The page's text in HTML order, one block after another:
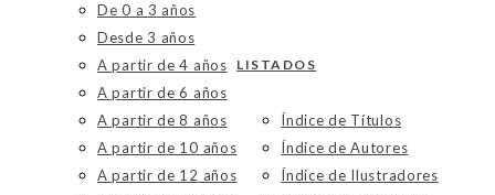
De 0 a 3 años
Desde 3 años
A partir de 4 años
A partir de 6 años
A partir de 8 años
A partir de 10 años
A partir de 12 años
LISTADOS
Índice de Títulos
Índice de Autores
Índice de Ilustradores